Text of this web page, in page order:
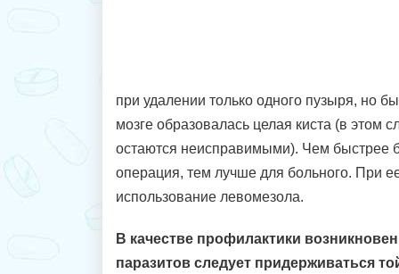
при удалении только одного пузыря, но
мозге образовалась целая киста (в этом
остаются неисправимыми). Чем быстрее
операция, тем лучше для больного. При
использование левомезола.
В качестве профилактики
паразитов следует придерживаться